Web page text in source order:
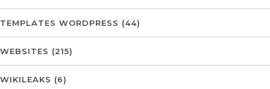
TEMPLATES WORDPRESS (44)
WEBSITES (215)
WIKILEAKS (6)